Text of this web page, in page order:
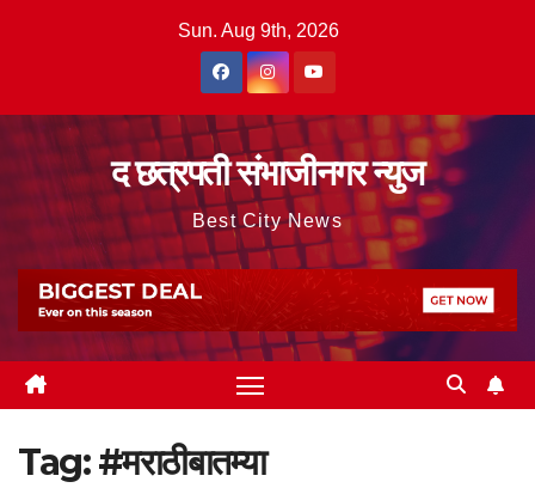
Sun. Aug 9th, 2026
द छत्रपती संभाजीनगर न्युज
Best City News
Tag:#मराठीबातम्या